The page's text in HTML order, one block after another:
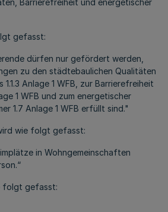
Barrierefreiheit und energetischer
gefasst:
dürfen nur gefördert werden,
zu den städtebaulichen Qualitäten
1.1.3 Anlage 1 WFB, zur Barrierefreiheit
1 WFB und zum energetischer
1.7 Anlage 1 WFB erfüllt sind."
wie folgt gefasst:
in Wohngemeinschaften
folgt gefasst: